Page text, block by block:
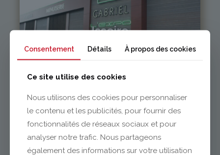
Issoire
Clermont-Ferrand
Consentement Détails À propos des cookies
Ce site utilise des cookies
Nous utilisons des cookies pour personnaliser
le contenu et les publicités, pour fournir des
fonctionnalités de réseaux sociaux et pour
analyser notre trafic. Nous partageons
également des informations sur votre utilisation